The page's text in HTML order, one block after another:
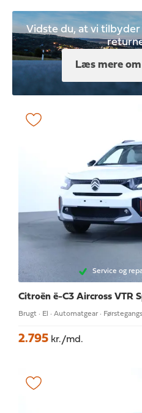
Vidste du, at vi tilbyder
Læs mere
Service og
Citroën ë-C3 Aircross VTR
Brugt · El · Automatgear ·
2.795 kr./md.